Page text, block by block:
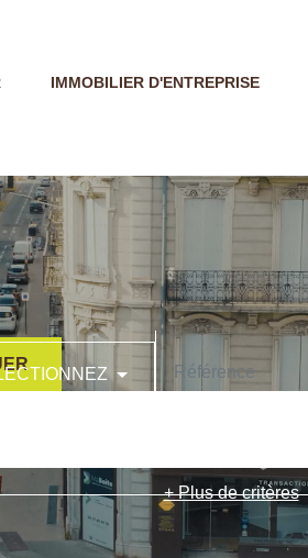
IMMOBILIER D'ENTREPRISE
+ Plus de critères